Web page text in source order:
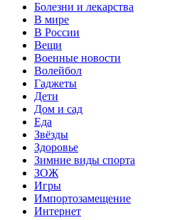
Болезни и лекарства
В мире
В России
Вещи
Военные новости
Волейбол
Гаджеты
Дети
Дом и сад
Еда
Звёзды
Здоровье
Зимние виды спорта
ЗОЖ
Игры
Импортозамещение
Интернет